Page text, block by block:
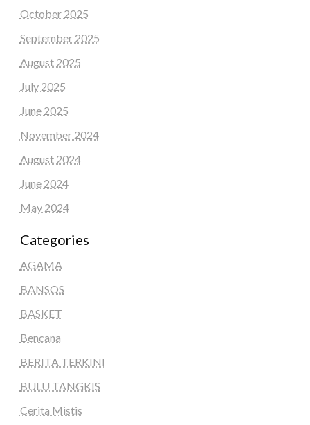
October 2025
September 2025
August 2025
July 2025
June 2025
November 2024
August 2024
June 2024
May 2024
Categories
AGAMA
BANSOS
BASKET
Bencana
BERITA TERKINI
BULU TANGKIS
Cerita Mistis